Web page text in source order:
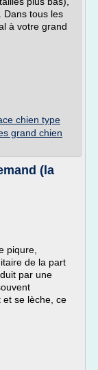
Dans tous les
à votre grand
chien type
grand chien
(la
piqure,
de la part
par une
se lèche, ce